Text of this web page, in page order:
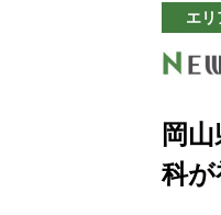
エリ
岡
科